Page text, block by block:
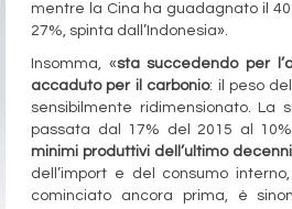
mentre la Cina ha guadagnato il
27%, spinta dall’Indonesia».
Insomma, «sta succedendo per
accaduto per il carbonio: il peso
sensibilmente ridimensionato. La
passata dal 17% del 2015 al
minimi produttivi dell’ultimo
dell’import e del consumo
cominciato ancora prima, è